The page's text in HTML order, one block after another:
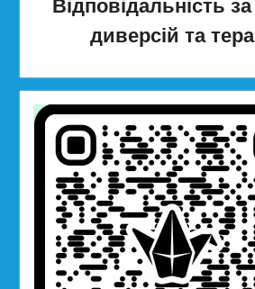
Відповідальність
диверсій та